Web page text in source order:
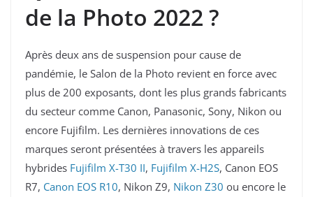
de la Photo 2022 ?
Après deux ans de suspension pour cause de
pandémie, le Salon de la Photo revient en force avec
plus de 200 exposants, dont les plus grands fabricants
du secteur comme Canon, Panasonic, Sony, Nikon ou
encore Fujifilm. Les dernières innovations de ces
marques seront présentées à travers les appareils
hybrides Fujifilm X-T30 II, Fujifilm X-H2S, Canon EOS
R7, Canon EOS R10, Nikon Z9, Nikon Z30 ou encore le